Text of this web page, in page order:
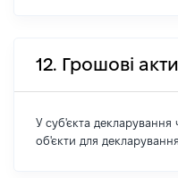
12. Грошові
У суб'єкта декларування
об'єкти для